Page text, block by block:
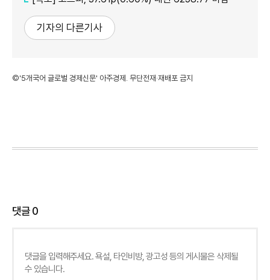
기자의 다른기사
©'5개국어 글로벌 경제신문' 아주경제. 무단전재·재배포 금지
댓글0